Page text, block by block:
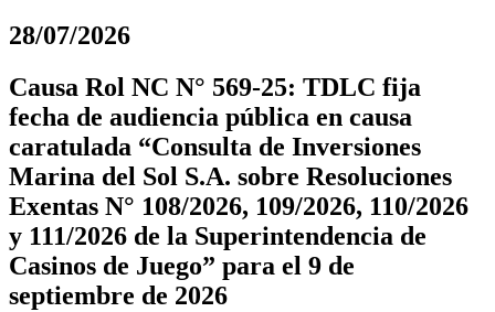
28/07/2026
Causa Rol NC N° 569-25: TDLC fija
fecha de audiencia pública en causa
caratulada “Consulta de Inversiones
Marina del Sol S.A. sobre Resoluciones
Exentas N° 108/2026, 109/2026, 110/2026
y 111/2026 de la Superintendencia de
Casinos de Juego” para el 9 de
septiembre de 2026